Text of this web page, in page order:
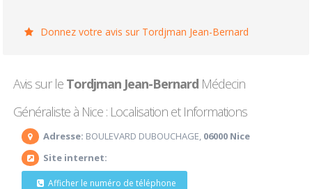
Donnez votre avis sur Tordjman Jean-Bernard
Avis sur le Tordjman Jean-Bernard Médecin
Généraliste à Nice : Localisation et Informations
Adresse: BOULEVARD DUBOUCHAGE, 06000 Nice
Site internet:
Afficher le numéro de téléphone